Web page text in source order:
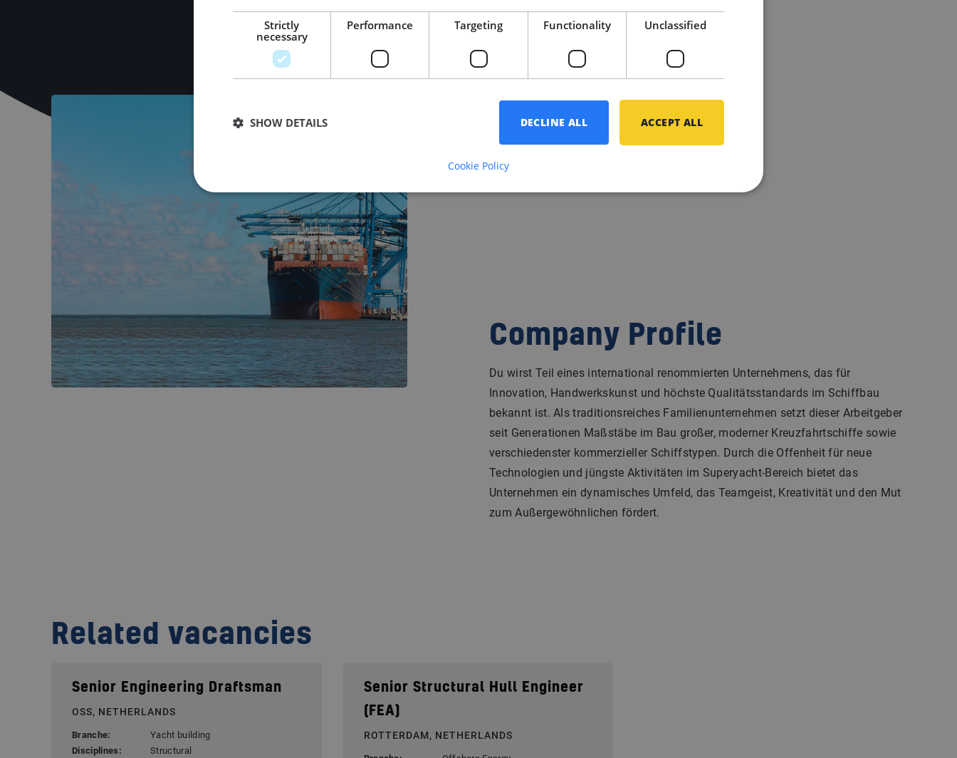
Company Profile
Du wirst Teil eines international renommierten Unternehmens, das für
Innovation, Handwerkskunst und höchste Qualitätsstandards im Schiffbau
bekannt ist. Als traditionsreiches Familienunternehmen setzt dieser Arbeitgeber
seit Generationen Maßstäbe im Bau großer, moderner Kreuzfahrtschiffe sowie
verschiedenster kommerzieller Schiffstypen. Durch die Offenheit für neue
Technologien und jüngste Aktivitäten im Superyacht-Bereich bietet das
Unternehmen ein dynamisches Umfeld, das Teamgeist, Kreativität und den Mut
zum Außergewöhnlichen fördert.
Related vacancies
Senior Engineering Draftsman
OSS, NETHERLANDS
Branche:
Yacht building
Disciplines:
Structural
Senior Structural Hull Engineer
(FEA)
ROTTERDAM, NETHERLANDS
Strictly
necessary
Performance Targeting Functionality Unclassified
ACCEPT ALL
DECLINE ALL
SHOW DETAILS
Cookie Policy